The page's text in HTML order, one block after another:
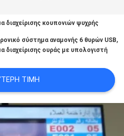
διαχείρισης κουπονιών ψυχρής
σύστημα αναμονής 6 θυρών USB,
διαχείρισης ουράς με υπολογιστή
ΤΙΜΉ